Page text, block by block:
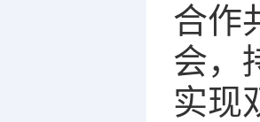
合作
会，
实现